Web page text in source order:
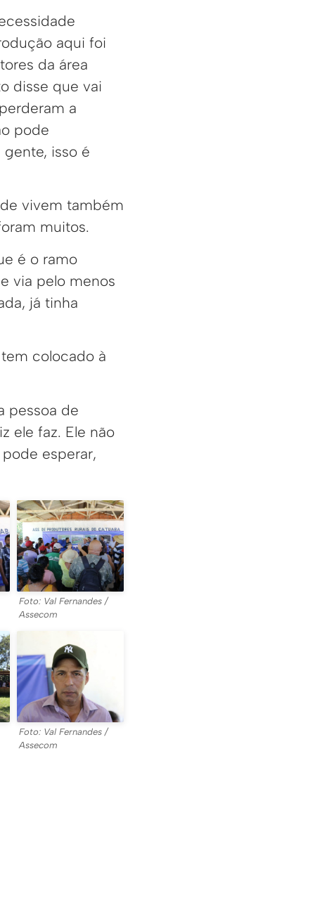
aqui foi
da área
disse que vai
a
pode
isso é
vivem também
muitos.
é o ramo
via pelo menos
já tinha
colocado à
pessoa de
ele faz. Ele não
esperar,
Foto: Val Fernandes /
Assecom
Foto: Val Fernandes /
Assecom